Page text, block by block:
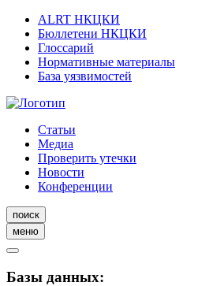
ALRT НКЦКИ
Бюллетени НКЦКИ
Глоссарий
Нормативные материалы
База уязвимостей
Статьи
Медиа
Проверить утечки
Новости
Конференции
поиск
меню
Базы данных: